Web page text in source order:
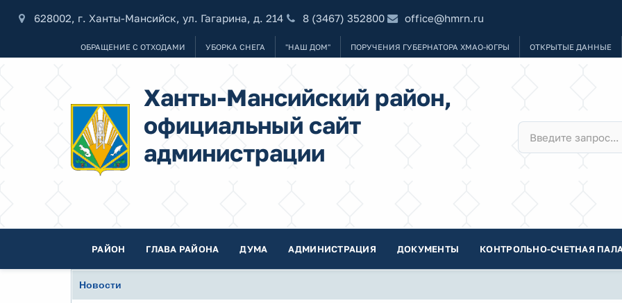
628002, г. Ханты-Мансийск, ул. Гагарина, д. 214 8 (3467) 352800 office@hmrn.ru
ОБРАЩЕНИЕ С ОТХОДАМИ УБОРКА СНЕГА "НАШ ДОМ" ПОРУЧЕНИЯ ГУБЕРНАТОРА ХМАО-ЮГРЫ ОТКРЫТЫЕ ДАННЫЕ
Ханты-Мансийский район,
официальный сайт
администрации
РАЙОН ГЛАВА РАЙОНА ДУМА АДМИНИСТРАЦИЯ ДОКУМЕНТЫ КОНТРОЛЬНО-СЧЕТНАЯ
Новости